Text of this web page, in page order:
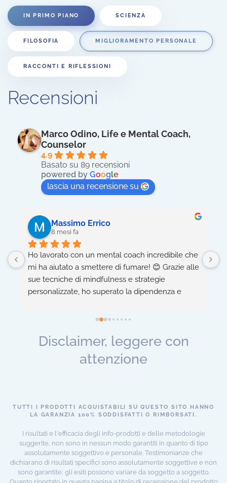
IN PRIMO PIANO SCIENZA
FILOSOFIA MIGLIORAMENTO PERSONALE
RACCONTI E RIFLESSIONI
Recensioni
Marco Odino, Life e Mental Coach,
Counselor
4.9
Basato su 89 recensioni
powered by Google
lascia una recensione su
Massimo Errico
8 mesi fa
Ho lavorato con un mental coach incredibile che
mi ha aiutato a smettere di fumare! 😊 Grazie alle
sue tecniche di mindfulness e strategie
personalizzate, ho superato la dipendenza e
Consiglio vivamente! 👍
Disclaimer, leggere con
attenzione
TUTTI I PRODOTTI ACQUISTABILI SU QUESTO SITO HANNO
LA GARANZIA 100% SODDISFATTI O RIMBORSATI.
I risultati e l'efficacia degli info-prodotti e delle metodologie
suggerite, non sono in nessun modo garantiti in quanto di tipo
assolutamente soggettivo e personale. Testimonianze che
dichiarano di risultati specifici sono assolutamente soggettive e non
sono garantite; gli esiti possono variare da soggetto a soggetto.